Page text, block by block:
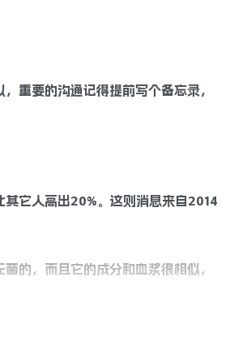
重要的沟通记得提前写个备忘录，
它人高出20%。这则消息来自2014
的，而且它的成分和血浆很相似，